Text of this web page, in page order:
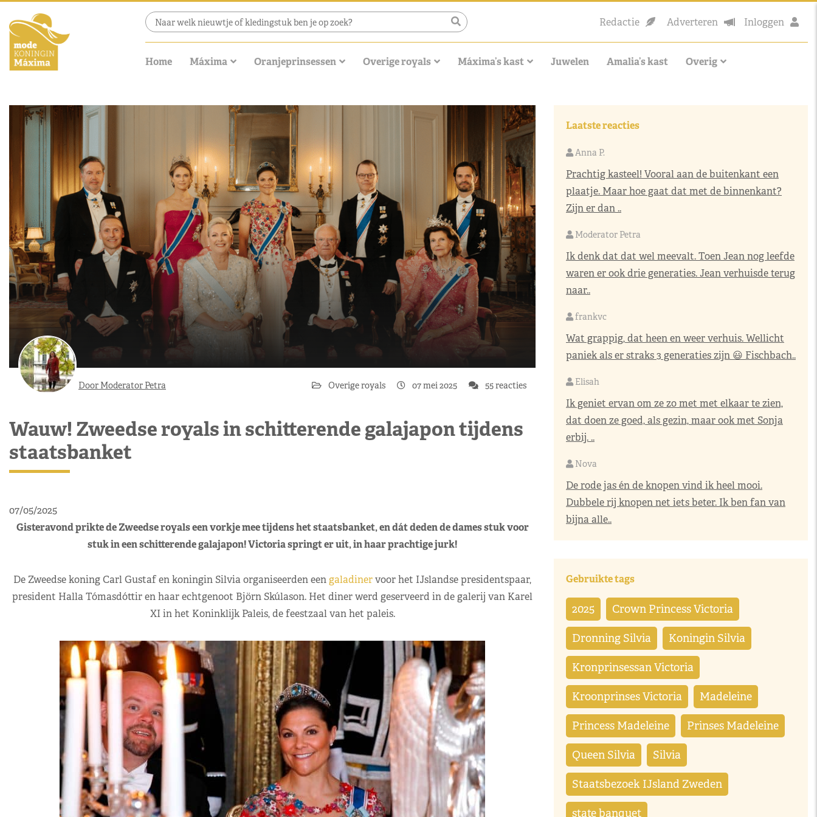
Redactie Adverteren Inloggen
Home Máxima Oranjeprinsessen Overige royals Máxima’s kast Juwelen Amalia’s kast Overig
Door Moderator Petra Overige royals 07 mei 2025 55 reacties
Wauw! Zweedse royals in schitterende galajapon tijdens
staatsbanket
07/05/2025
Gisteravond prikte de Zweedse royals een vorkje mee tijdens het staatsbanket, en dát deden de dames stuk voor
stuk in een schitterende galajapon! Victoria springt er uit, in haar prachtige jurk!
De Zweedse koning Carl Gustaf en koningin Silvia organiseerden een galadinervoor het IJslandse presidentspaar,
president Halla Tómasdóttir en haar echtgenoot Björn Skúlason. Het diner werd geserveerd in de galerij van Karel
XI in het Koninklijk Paleis, de feestzaal van het paleis.
Laatste reacties
Anna P.
Prachtig kasteel! Vooral aan de buitenkant een
plaatje. Maar hoe gaat dat met de binnenkant?
Zijn er dan ..
Moderator Petra
Ik denk dat dat wel meevalt. Toen Jean nog leefde
waren er ook drie generaties. Jean verhuisde terug
naar..
frankvc
Wat grappig, dat heen en weer verhuis. Wellicht
paniek als er straks 3 generaties zijn 😃 Fischbach..
Elisah
Ik geniet ervan om ze zo met met elkaar te zien,
dat doen ze goed, als gezin, maar ook met Sonja
erbij. ..
Nova
De rode jas én de knopen vind ik heel mooi.
Dubbele rij knopen net iets beter. Ik ben fan van
bijna alle..
Gebruikte tags
2025 Crown Princess Victoria
Dronning Silvia Koningin Silvia
Kronprinsessan Victoria
Kroonprinses Victoria Madeleine
Princess Madeleine Prinses Madeleine
Queen Silvia Silvia
Staatsbezoek IJsland Zweden
state banquet